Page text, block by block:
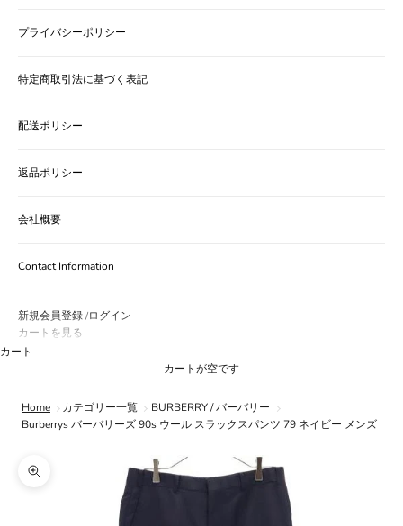
プライバシーポリシー
特定商取引法に基づく表記
配送ポリシー
返品ポリシー
会社概要
Contact Information
新規会員登録 /ログイン
カートを見る
カート
カートが空です
Home カテゴリー一覧
BURBERRY / バーバリー
Burberrys バーバリーズ 90s ウール スラックスパンツ 79 ネイビー メンズ
ズームイン